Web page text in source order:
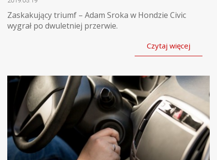
Zaskakujący triumf – Adam Sroka w Hondzie Civic
wygrał po dwuletniej przerwie.
Czytaj więcej